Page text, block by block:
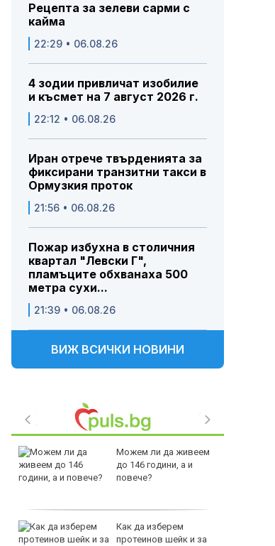
Рецепта за зелеви сарми с
кайма
22:29 • 06.08.26
4 зодии привличат изобилие
и късмет на 7 август 2026 г.
22:12 • 06.08.26
Иран отрече твърденията за
фиксирани транзитни такси в
Ормузкия проток
21:56 • 06.08.26
Пожар избухна в столичния
квартал "Левски Г",
пламъците обхванаха 500
метра сухи...
21:39 • 06.08.26
ВИЖ ВСИЧКИ НОВИНИ
Можем ли да живеем
до 146 години, а и
повече?
Как да изберем
протеинов шейк и за